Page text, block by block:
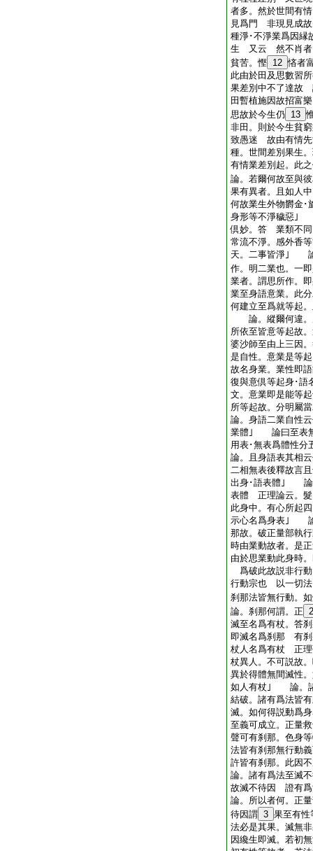
者多。然於世間有
見爲門 非現見成故
種淨･不淨業爲因縁
生 又云 然不肖者
貧苦。慳 12 悋者
此由於田及思數習
果差別中不了達故
田暫植施因故招富
思故於今生仍
13
非田。則於今生貧
致愚迷 故由有情先
種。世間差別果生
有情業差別起。此
論。若爾何故至與
果有異者。且如人
何故業生外物欝金･
身形等不淨穢惡｣
倶妙。答 業類不
常流不淨。感外香
天。二事皆淨｣ 論
作。明二業也。一
業者。謂思所作
業至身語意業。
何建立至爲就等起
論。縱爾何違
所依至皆意等起
婆沙師至由上三因
是自性。意業是等
故名身業。業性即
復與意倶等起身･
文。意業即是能
所等起故。分明屬
論。身語二業自性
業體｣ 論曰至表無
用表･無表爲體性分
論。且身語表其相
二相無表後釋故言
出身･語表體｣ 論
表體 正理論云。髮
此身中。有心所起
示心名爲身表｣ 論
那故。破正量部執
時由業動故者。是
由於思業動此身時
爲破此故説非行
行動宗也 以一切法
刹那法皆無行動。
論。刹那何謂。正 2
滅至名爲有杖。答
即滅名爲刹那 有刹
杖人名爲有杖 正理
杖異人。不可説故
異於得體無間滅性
如人有杖｣ 論。諸
結破。諸有爲法皆
滅。如何得説動
至義可成立。正量
聲可有刹那。色身
法皆有刹那無行動
許皆有刹那。此因
論。諸有爲法至滅
故滅不待因 證有爲
論。所以者何。
待因謂 3 果至有
法必是其果。滅無
因纔生即滅。若初